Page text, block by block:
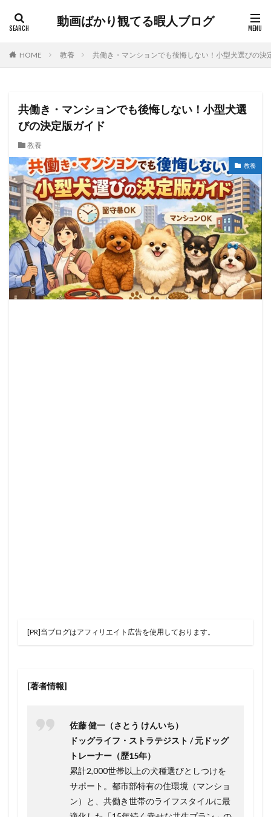
動画ばかり観てる暇人ブログ
HOME 教養 共働き・マンションでも後悔しない！小型犬選びの決
共働き・マンションでも後悔しない！小型犬選
びの決定版ガイド
教養
教養
[PR]当ブログはアフィリエイト広告を使用しております。
[著者情報]
佐藤 健一（さとう けんいち）
ドッグライフ・ストラテジスト / 元ドッグ
トレーナー（歴15年）
累計2,000世帯以上の犬種選びとしつけを
サポート。都市部特有の住環境（マンショ
ン）と、共働き世帯のライフスタイルに最